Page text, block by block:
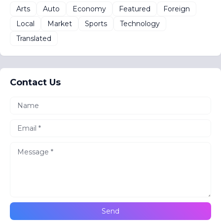
Arts Auto Economy Featured
Foreign
Local
Market Sports
Technology
Translated
Contact Us